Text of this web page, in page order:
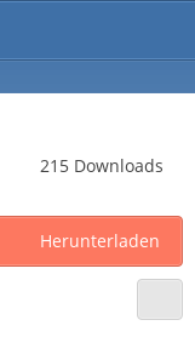
215 Downloads
Herunterladen